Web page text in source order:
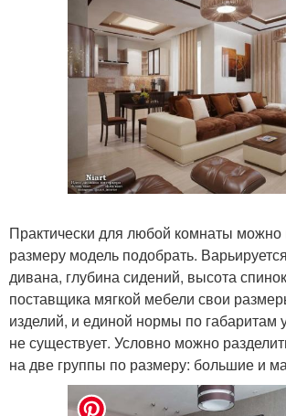
Практически для любой комнаты
размеру модель подобрать.
дивана, глубина сидений, высота
поставщика мягкой мебели свои
изделий, и единой нормы по габаритам
не существует. Условно можно
на две группы по размеру: большие и